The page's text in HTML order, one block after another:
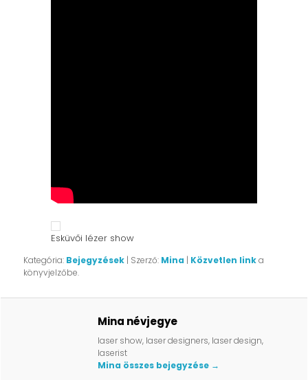
Esküvői lézer show
Kategória: Bejegyzések | Szerző: Mina | Közvetlen linka
könyvjelzőbe.
Mina névjegye
laser show, laser designers, laser design,
laserist
Mina összes bejegyzése →